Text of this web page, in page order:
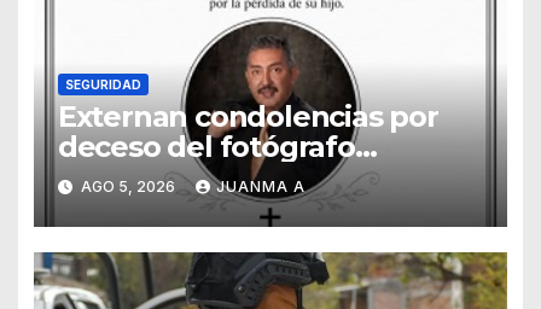
SEGURIDAD
Externan condolencias por
deceso del fotógrafo
Emmanuel Montero
AGO 5, 2026 JUANMA A